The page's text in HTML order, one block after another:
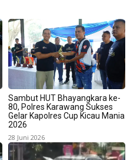
Sambut HUT Bhayangkara ke-
80, Polres Karawang Sukses
Gelar Kapolres Cup Kicau Mania
2026
28 Juni 2026